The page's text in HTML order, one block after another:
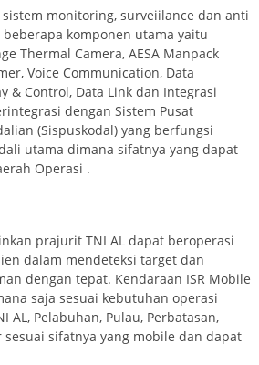
monitoring, surveiilance dan anti
komponen utama yaitu
Thermal Camera, AESA Manpack
Voice Communication, Data
& Control, Data Link dan Integrasi
dengan Sistem Pusat
(Sispuskodal) yang berfungsi
utama dimana sifatnya yang dapat
Operasi .
prajurit TNI AL dapat beroperasi
dalam mendeteksi target dan
dengan tepat. Kendaraan ISR Mobile
saja sesuai kebutuhan operasi
AL, Pelabuhan, Pulau, Perbatasan,
sesuai sifatnya yang mobile dan dapat